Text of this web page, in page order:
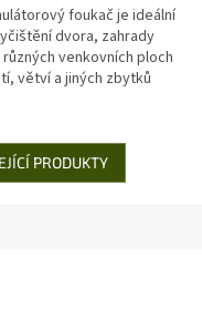
foukač je ideální
dvora, zahrady
venkovních ploch
větví a jiných zbytků
PRODUKTY